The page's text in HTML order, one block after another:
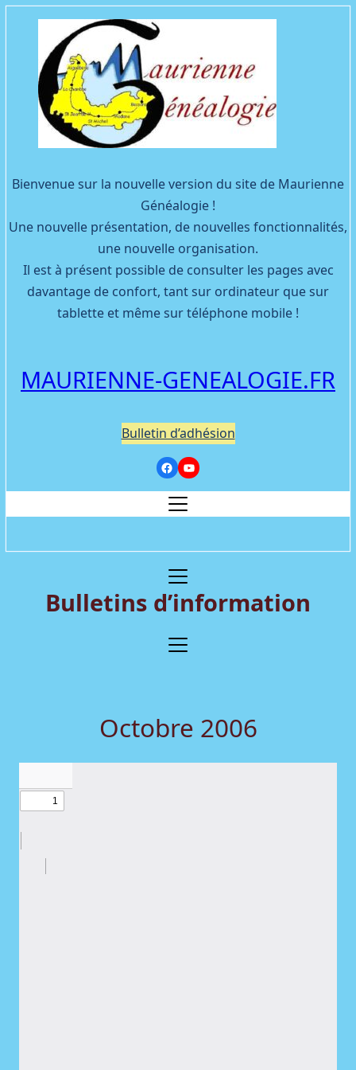
Bienvenue sur la nouvelle version du site de Maurienne
Généalogie !
Une nouvelle présentation, de nouvelles fonctionnalités,
une nouvelle organisation.
Il est à présent possible de consulter les pages avec
davantage de confort, tant sur ordinateur que sur
tablette et même sur téléphone mobile !
MAURIENNE-GENEALOGIE.FR
Bulletin d’adhésion
Facebook
YouTube
Bulletins d’information
Octobre 2006